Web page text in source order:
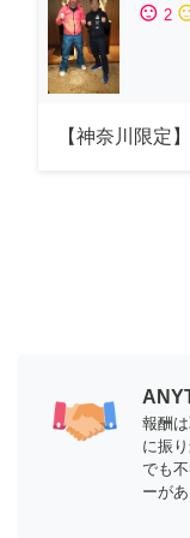
sentiment_satisfied 2
【神奈川限定
報酬
に振
でも
ーが